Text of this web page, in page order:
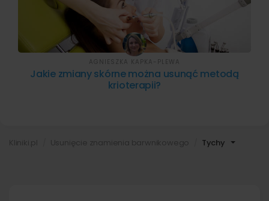
Tychy
Jakie zmiany skórne można usunąć metodą
krioterapii?
AGNIESZKA KAPKA-PLEWA